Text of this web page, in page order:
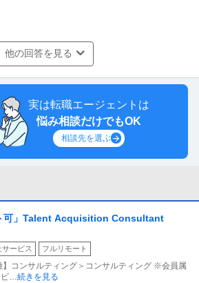
他の回答を見る
実は転職エージェントは
悩み相談だけでもOK
相談先を選ぶ
可」Talent Acquisition Consultant
サービス フルリモート
】コンサルティング＞コンサルティング ※会員属
…続きを見る